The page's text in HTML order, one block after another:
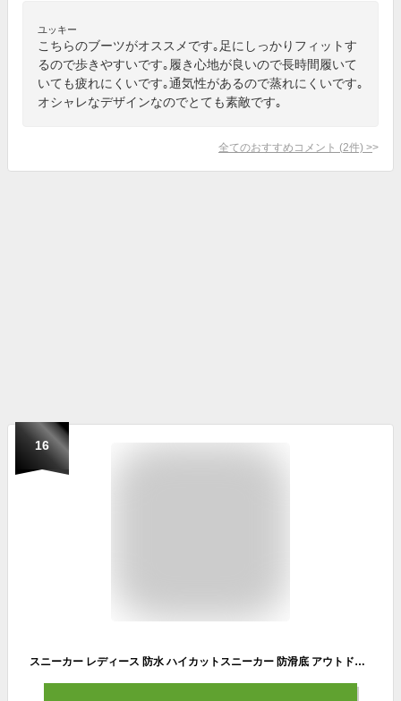
ユッキー
こちらのブーツがオススメです｡足にしっかりフィットす
るので歩きやすいです｡履き心地が良いので長時間履いて
いても疲れにくいです｡通気性があるので蒸れにくいです｡
オシャレなデザインなのでとても素敵です｡
全てのおすすめコメント (2件) >
16
スニーカー レディース 防水 ハイカットスニーカー 防滑底 アウトドア ハイキング おしゃれ かわいい カラー 色 女性 紐靴 Healthknit ヘルスニット hkl724｜正規販売店 在庫限り 値引き 特価 セール SALE